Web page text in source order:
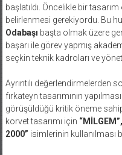
başlatıldı. Öncelikle bir
belirlenmesi gerekiyordu. Bu
Odabaşı başta olmak üzere
başarı ile görev yapmış
seçkin teknik kadroları ve
Ayrıntılı değerlendirmelerden
fırkateyn tasarımının
görüşüldüğü kritik öneme
korvet tasarımı için “MİLGEM”,
2000” isimlerinin kullanılması